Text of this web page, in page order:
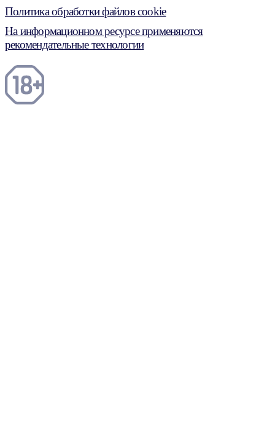
Политика обработки файлов cookie
На информационном ресурсе применяются
рекомендательные технологии